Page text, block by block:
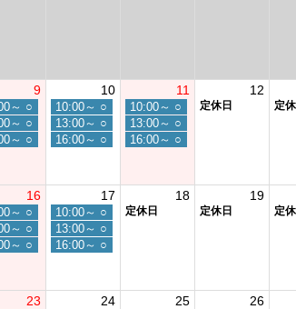
9
～ ○
～ ○
～ ○
10
10:00～ ○
13:00～ ○
16:00～ ○
11
10:00～ ○
13:00～ ○
16:00～ ○
12
定休日 定
16
～ ○
～ ○
～ ○
17
10:00～ ○
13:00～ ○
16:00～ ○
18
定休日
19
定休日 定
23 24 25 26